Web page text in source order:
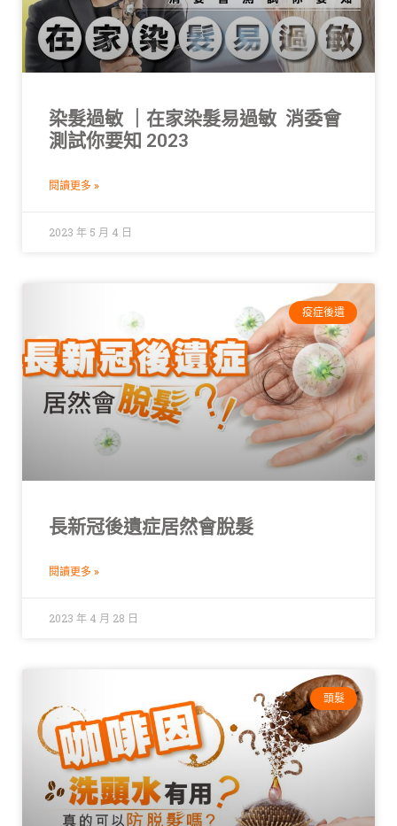
染髮過敏 ｜在家染髮易過敏 消委會
測試你要知 2023
閱讀更多 »
2023 年 5 月 4 日
疫症後遺
長新冠後遺症居然會脫髮
閱讀更多 »
2023 年 4 月 28 日
頭髮